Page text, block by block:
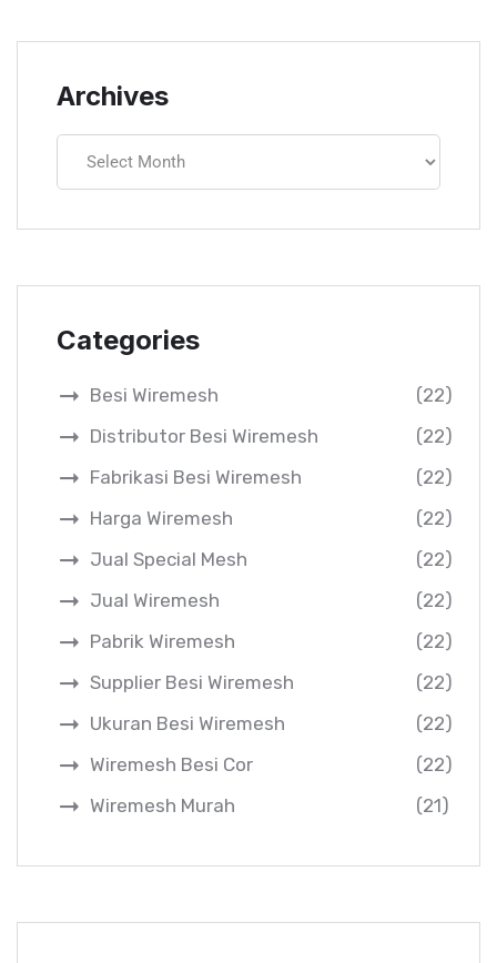
Archives
Categories
Besi Wiremesh
(22)
Distributor Besi Wiremesh
(22)
Fabrikasi Besi Wiremesh
(22)
Harga Wiremesh
(22)
Jual Special Mesh
(22)
Jual Wiremesh
(22)
Pabrik Wiremesh
(22)
Supplier Besi Wiremesh
(22)
Ukuran Besi Wiremesh
(22)
Wiremesh Besi Cor
(22)
Wiremesh Murah
(21)